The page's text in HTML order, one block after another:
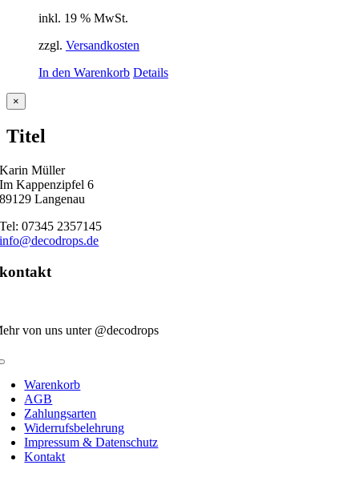
inkl. 19 % MwSt.
zzgl. Versandkosten
In den Warenkorb Details
Close
product
view
×
Titel
Karin Müller
Im Kappenzipfel 6
89129 Langenau
Tel: 07345 2357145
info@decodrops.de
kontakt
von uns unter @decodrops
Warenkorb
AGB
Zahlungsarten
Widerrufsbelehrung
Impressum & Datenschutz
Kontakt